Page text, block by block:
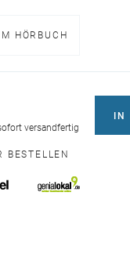
HÖRBUCH
versandfertig
BESTELLEN